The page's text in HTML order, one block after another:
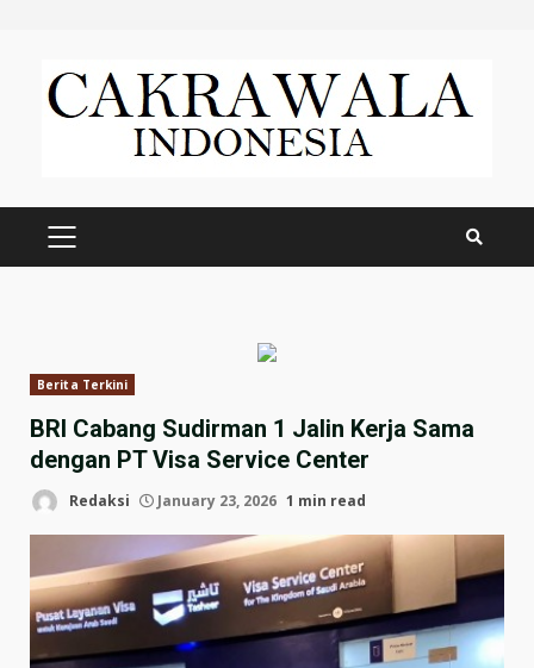
content
PRIMARY
Berita Terkini
BRI Cabang Sudirman 1 Jalin Kerja Sama
dengan PT Visa Service Center
Redaksi January 23, 2026 1 min read